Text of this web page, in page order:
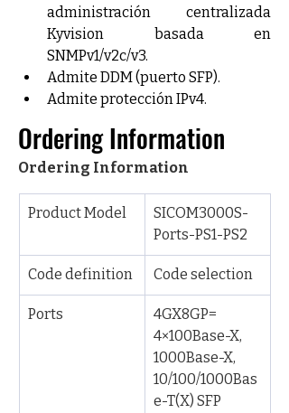
administración centralizada
Kyvision basada en
SNMPv1/v2c/v3.
Admite DDM (puerto SFP).
Admite protección IPv4.
Ordering Information
Ordering Information
Product Model
SICOM3000S-
Ports-PS1-PS2
Code definition Code selection
Ports
4GX8GP=
4×100Base-X,
1000Base-X,
10/100/1000Bas
e-T(X) SFP